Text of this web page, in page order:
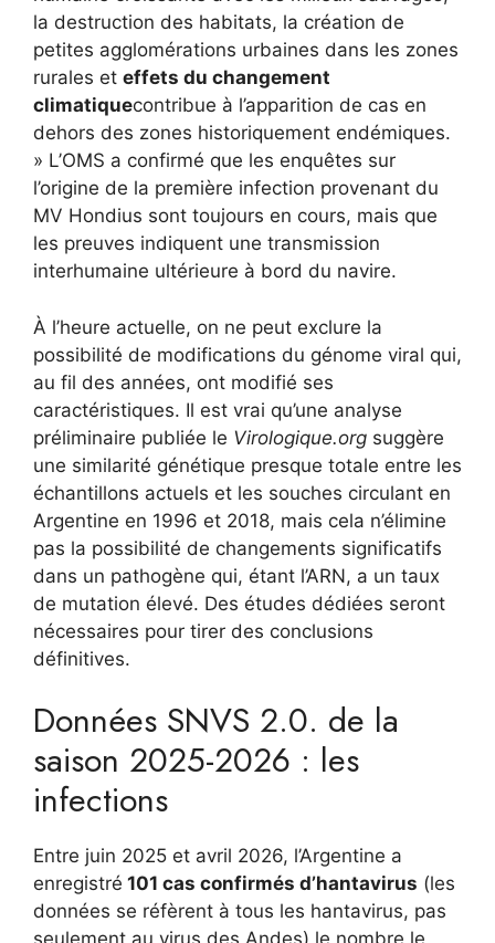
la destruction des habitats, la création de
petites agglomérations urbaines dans les zones
rurales et effets du changement
climatiquecontribue à l’apparition de cas en
dehors des zones historiquement endémiques.
» L’OMS a confirmé que les enquêtes sur
l’origine de la première infection provenant du
MV Hondius sont toujours en cours, mais que
les preuves indiquent une transmission
interhumaine ultérieure à bord du navire.
À l’heure actuelle, on ne peut exclure la
possibilité de modifications du génome viral qui,
au fil des années, ont modifié ses
caractéristiques. Il est vrai qu’une analyse
préliminaire publiée le Virologique.org suggère
une similarité génétique presque totale entre les
échantillons actuels et les souches circulant en
Argentine en 1996 et 2018, mais cela n’élimine
pas la possibilité de changements significatifs
dans un pathogène qui, étant l’ARN, a un taux
de mutation élevé. Des études dédiées seront
nécessaires pour tirer des conclusions
définitives.
Données SNVS 2.0. de la
saison 2025-2026 : les
infections
Entre juin 2025 et avril 2026, l’Argentine a
enregistré 101 cas confirmés d’hantavirus (les
données se réfèrent à tous les hantavirus, pas
seulement au virus des Andes) le nombre le